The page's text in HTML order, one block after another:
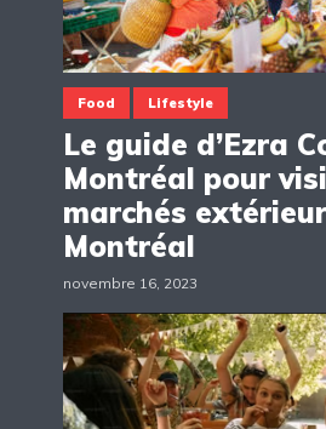
Food Lifestyle
Le guide d’Ezra
Montréal pour
marchés
Montréal
novembre 16, 2023